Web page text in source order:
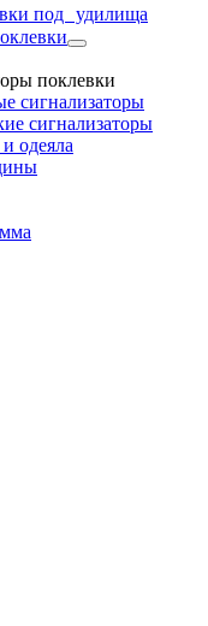
под удилища
поклевки
сигнализаторы
сигнализаторы
одеяла